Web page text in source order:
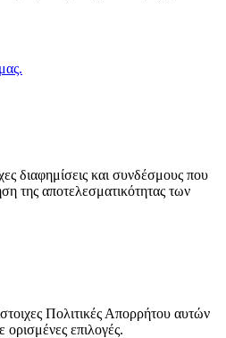
διαφημίσεις και συνδέσμους που
της αποτελεσματικότητας των
Πολιτικές Απορρήτου αυτών
ορισμένες επιλογές.